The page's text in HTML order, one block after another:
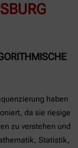
haben
da sie riesige
zu verstehen und
Statistik,